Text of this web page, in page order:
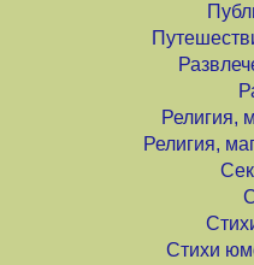
Религия,
Религия,
Стихи